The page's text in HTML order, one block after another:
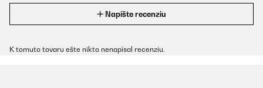
Napíšte recenziu
K tomuto tovaru ešte nikto nenapísal recenziu.